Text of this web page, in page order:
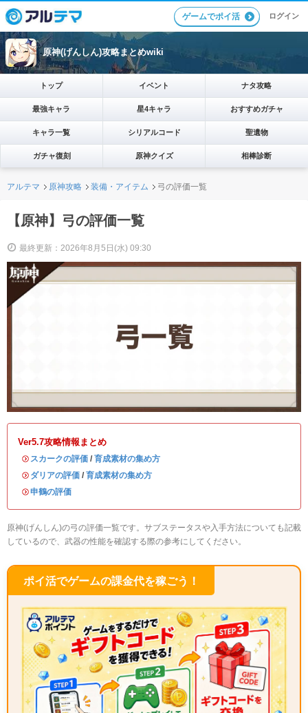
ゲームでポイ活 ログイン
原神(げんしん)攻略まとめwiki
トップ イベント ナタ攻略
最強キャラ 星4キャラ おすすめガチャ
キャラ一覧 シリアルコード 聖遺物
ガチャ復刻 原神クイズ 相棒診断
アルテマ 原神攻略 装備・アイテム 弓の評価一覧
【原神】弓の評価一覧
最終更新：2026年8月5日(水) 09:30
Ver5.7攻略情報まとめ
・ スカークの評価 / 育成素材の集め方
・ ダリアの評価 / 育成素材の集め方
・申鶴の評価
原神(げんしん)の弓の評価一覧です。サブステータスや入手方法についても記載
しているので、武器の性能を確認する際の参考にしてください。
ポイ活でゲームの課金代を稼ごう！